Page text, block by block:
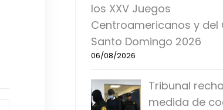
los XXV Juegos
Centroamericanos y del
Santo Domingo 2026
06/08/2026
Tribunal
medida de